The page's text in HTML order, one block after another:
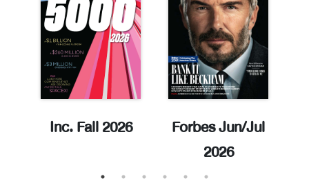
Inc. Fall 2026
Forbes Jun/Jul
2026